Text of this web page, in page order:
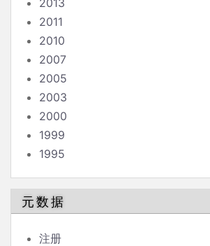
2013
2011
2010
2007
2005
2003
2000
1999
1995
元数据
注册